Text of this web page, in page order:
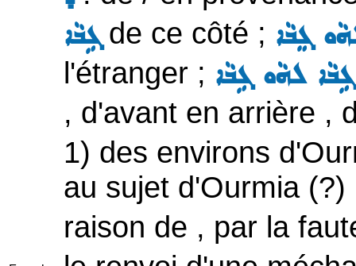
ܓܹܒܵܐde ce côté ; ܓܸܒܵܐ
l'étranger ; ܠܗܵܘ ܓܹܒܵܐ
, d'avant en arrière ,
1) des environs
au sujet d'Ourmia
raison de , par la